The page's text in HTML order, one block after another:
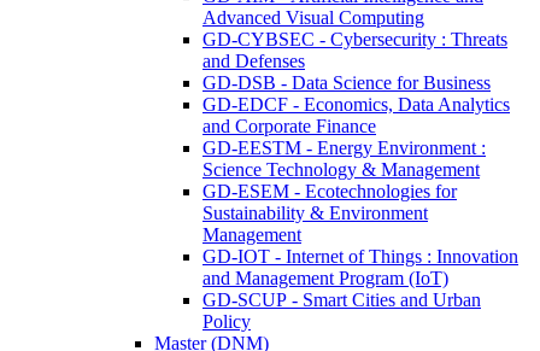
Advanced Visual Computing
GD-CYBSEC - Cybersecurity : Threats
and Defenses
GD-DSB - Data Science for Business
GD-EDCF - Economics, Data Analytics
and Corporate Finance
GD-EESTM - Energy Environment :
Science Technology & Management
GD-ESEM - Ecotechnologies for
Sustainability & Environment
Management
GD-IOT - Internet of Things : Innovation
and Management Program (IoT)
GD-SCUP - Smart Cities and Urban
Policy
Master (DNM)